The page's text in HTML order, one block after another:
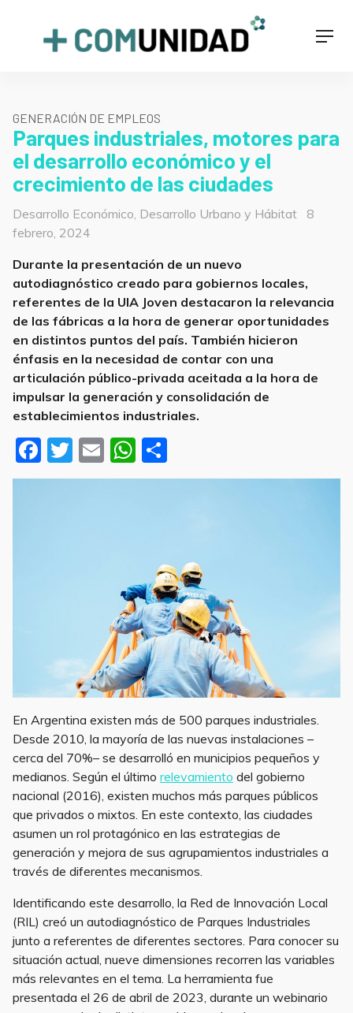
+COMUNIDAD
GENERACIÓN DE EMPLEOS
Parques industriales, motores para
el desarrollo económico y el
crecimiento de las ciudades
Categorías
Desarrollo Económico, Desarrollo Urbano y Hábitat
Posted
8
febrero, 2024
Durante la presentación de un nuevo
autodiagnóstico creado para gobiernos locales,
referentes de la UIA Joven destacaron la relevancia
de las fábricas a la hora de generar oportunidades
en distintos puntos del país. También hicieron
énfasis en la necesidad de contar con una
articulación público-privada aceitada a la hora de
impulsar la generación y consolidación de
establecimientos industriales.
F
a
T
w
E
m
W
h
p
p
h
En Argentina existen más de 500 parques industriales.
Desde 2010, la mayoría de las nuevas instalaciones –
cerca del 70%– se desarrolló en municipios pequeños y
medianos. Según el último relevamiento del gobierno
nacional (2016), existen muchos más parques públicos
que privados o mixtos. En este contexto, las ciudades
asumen un rol protagónico en las estrategias de
generación y mejora de sus agrupamientos industriales a
través de diferentes mecanismos.
Identificando este desarrollo, la Red de Innovación Local
(RIL) creó un autodiagnóstico de Parques Industriales
junto a referentes de diferentes sectores. Para conocer su
situación actual, nueve dimensiones recorren las variables
más relevantes en el tema. La herramienta fue
presentada el 26 de abril de 2023, durante un webinario